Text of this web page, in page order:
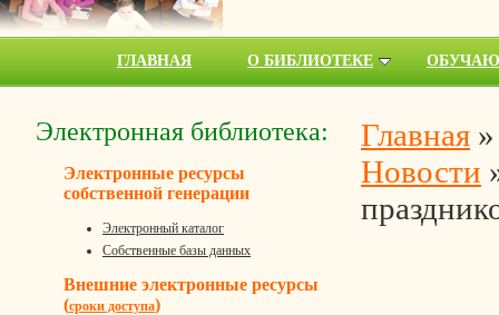
ГЛАВНАЯ О БИБЛИОТЕКЕ
Электронная библиотека:
Электронные ресурсы
собственной генерации
Электронный каталог
Собственные базы данных
Внешние электронные ресурсы
(сроки доступа)
Главная
Новости